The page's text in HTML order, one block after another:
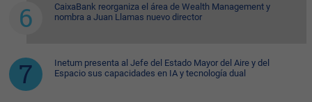
CaixaBank reorganiza el área de Wealth Management y
nombra a Juan Llamas nuevo director
Inetum presenta al Jefe del Estado Mayor del Aire y del
Espacio sus capacidades en IA y tecnología dual